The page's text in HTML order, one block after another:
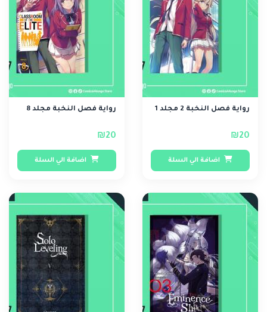
رواية فصل النخبة 2 مجلد 1
₪20
اضافة الي السلة
رواية فصل النخبة مجلد 8
₪20
اضافة الي السلة